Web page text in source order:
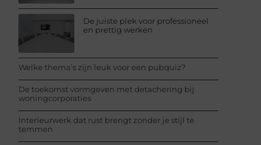
De juiste plek voor professioneel
en prettig werken
Welke thema’s zijn leuk voor een pubquiz?
De toekomst vormgeven met detachering bij
woningcorporaties
Interieurwerk dat rust brengt zonder je stijl te
temmen